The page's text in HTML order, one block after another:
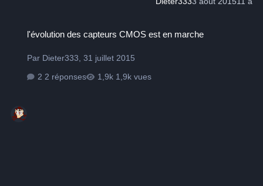
l'évolution des capteurs CMOS est en marche
Par Dieter333,31 juillet 2015
2 réponses
1,9k vues